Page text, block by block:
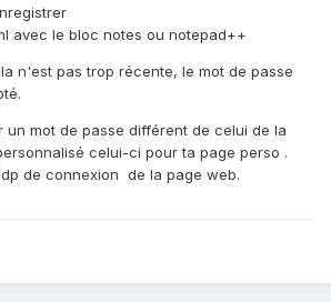
avec le bloc notes ou notepad++
n'est pas trop récente, le mot de passe
un mot de passe différent de celui de la
celui-ci pour ta page perso .
de connexion de la page web.